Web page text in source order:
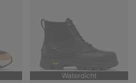
Waterdicht